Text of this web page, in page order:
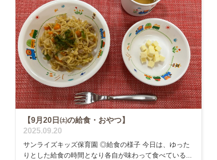
【9月20日㈯の給食・おやつ】
2025.09.20
サンライズキッズ保育園 ◎給食の様子 今日は、ゆった
りとした給食の時間となり各自が味わって食べている...